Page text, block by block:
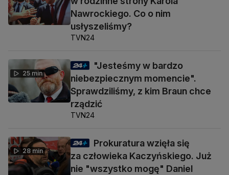
Nawrockiego. Co o nim
usłyszeliśmy?
TVN24
25 min
"Jesteśmy w bardzo
niebezpiecznym momencie".
Sprawdziliśmy, z kim Braun chce
rządzić
TVN24
28 min
Prokuratura wzięła się
za człowieka Kaczyńskiego. Już
nie "wszystko mogę" Daniel